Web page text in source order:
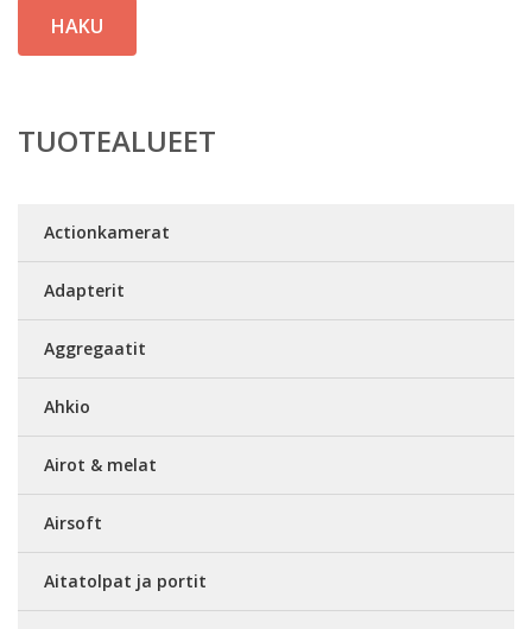
HAKU
TUOTEALUEET
Actionkamerat
Adapterit
Aggregaatit
Ahkio
Airot & melat
Airsoft
Aitatolpat ja portit